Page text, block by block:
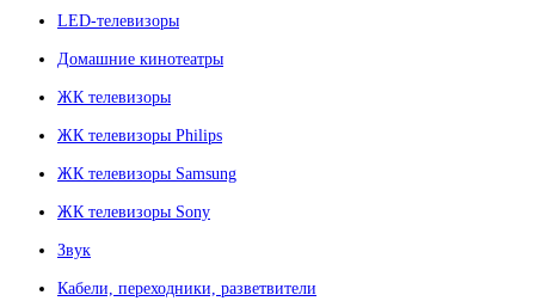
LED-телевизоры
Домашние кинотеатры
ЖК телевизоры
ЖК телевизоры Philips
ЖК телевизоры Samsung
ЖК телевизоры Sony
Звук
Кабели, переходники, разветвители